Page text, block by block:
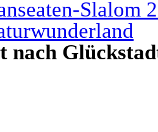
Slalom
nach